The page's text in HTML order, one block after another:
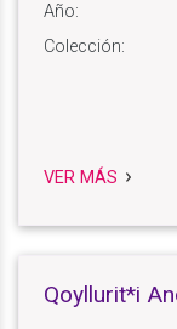
Año:
Colección:
VER MÁS
Qoyllurit*i